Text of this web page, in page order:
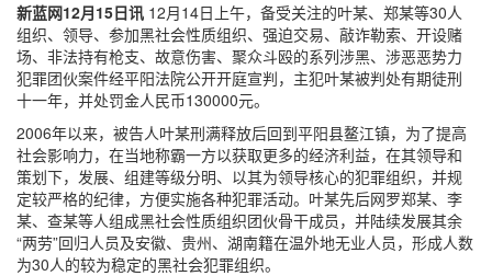
新蓝网12月15日讯 12月14日上午，备受关注的叶某、郑某等30人
组织、领导、参加黑社会性质组织、强迫交易、敲诈勒索、开设赌
场、非法持有枪支、故意伤害、聚众斗殴的系列涉黑、涉恶恶势力
犯罪团伙案件经平阳法院公开开庭宣判，主犯叶某被判处有期徒刑
十一年，并处罚金人民币130000元。
2006年以来，被告人叶某刑满释放后回到平阳县鳌江镇，为了提高
社会影响力，在当地称霸一方以获取更多的经济利益，在其领导和
策划下，发展、组建等级分明、以其为领导核心的犯罪组织，并规
定较严格的纪律，方便实施各种犯罪活动。叶某先后网罗郑某、李
某、查某等人组成黑社会性质组织团伙骨干成员，并陆续发展其余
“两劳”回归人员及安徽、贵州、湖南籍在温外地无业人员，形成人数
为30人的较为稳定的黑社会犯罪组织。